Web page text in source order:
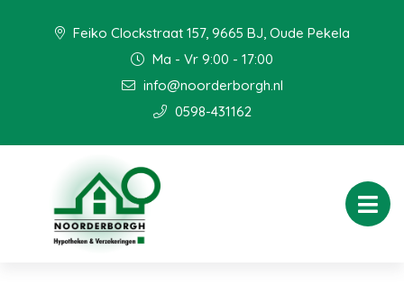
Feiko Clockstraat 157, 9665 BJ, Oude Pekela
Ma - Vr 9:00 - 17:00
info@noorderborgh.nl
0598-431162